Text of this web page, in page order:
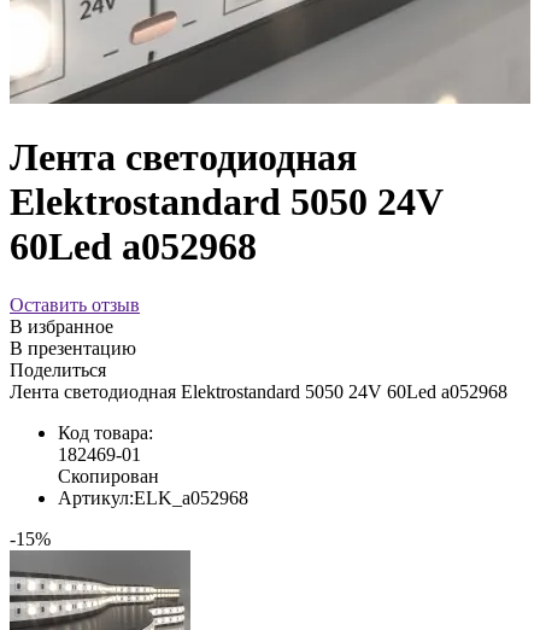
Лента светодиодная
Elektrostandard 5050 24V
60Led a052968
Оставить отзыв
В избранное
В презентацию
Поделиться
Лента светодиодная Elektrostandard 5050 24V 60Led a052968
Код товара:
182469-01
Скопирован
Артикул:ELK_a052968
-15%